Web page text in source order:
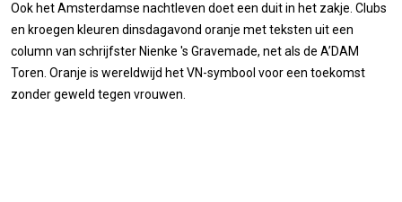
Ook het Amsterdamse nachtleven doet een duit in het zakje. Clubs
en kroegen kleuren dinsdagavond oranje met teksten uit een
column van schrijfster Nienke 's Gravemade, net als de A’DAM
Toren. Oranje is wereldwijd het VN-symbool voor een toekomst
zonder geweld tegen vrouwen.